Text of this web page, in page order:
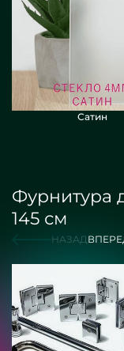
Сатин
Фурнитура
145 см
НАЗАД